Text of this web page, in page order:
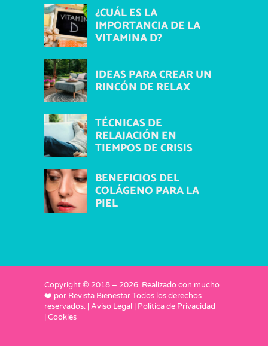
¿CUÁL ES LA
IMPORTANCIA DE LA
VITAMINA D?
IDEAS PARA CREAR UN
RINCÓN DE RELAX
TÉCNICAS DE
RELAJACIÓN EN
TIEMPOS DE CRISIS
BENEFICIOS DEL
COLÁGENO PARA LA
PIEL
Copyright © 2018 – 2026. Realizado con mucho
❤️ por Revista BienestarTodos los derechos
reservados. | Aviso Legal
Política de Privacidad
Cookies